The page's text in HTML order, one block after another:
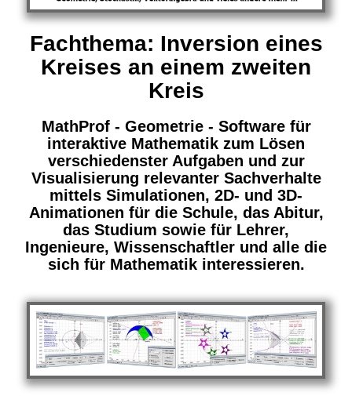
Fachthema: Inversion eines
Kreises an einem zweiten
Kreis
MathProf - Geometrie - Software für
interaktive Mathematik zum Lösen
verschiedenster Aufgaben und zur
Visualisierung relevanter Sachverhalte
mittels Simulationen, 2D- und 3D-
Animationen für die Schule, das Abitur,
das Studium sowie für Lehrer,
Ingenieure, Wissenschaftler und alle die
sich für Mathematik interessieren.